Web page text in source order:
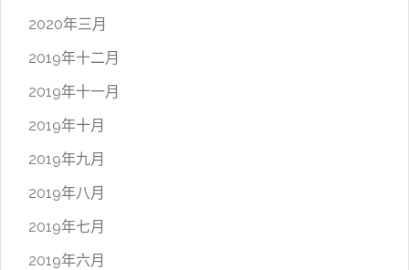
2020年三月
2019年十二月
2019年十一月
2019年十月
2019年九月
2019年八月
2019年七月
2019年六月